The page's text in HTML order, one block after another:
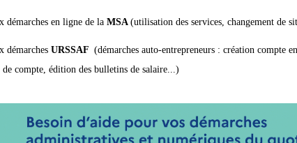
démarches en ligne de la MSA (utilisation des services, changement de
démarches URSSAF (démarches auto-entrepreneurs : création compte
de compte, édition des bulletins de salaire...)